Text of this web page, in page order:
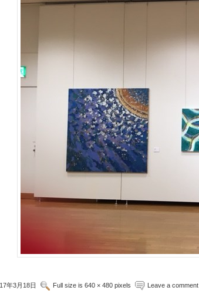
年3月18日 Full size is 640 × 480 pixels Leave a comment